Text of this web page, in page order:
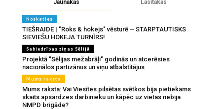
Jaunākās Lasītākās
Noskaties
TIEŠRAIDE | "Roks & hokejs" vēsturē – STARPTAUTISKS
SIEVIEŠU HOKEJA TURNĪRS!
Sabiedrības ziņas Sēlijā
Projektā "Sēlijas mežabrāļi" godinās un atcerēsies
nacionālos partizānus un viņu atbalstītājus
Mums raksta
Mums raksta: Vai Viesītes pilsētas svētkos bija pietiekams
skaits apsardzes darbinieku un kāpēc uz vietas nebija
NMPD brigāde?